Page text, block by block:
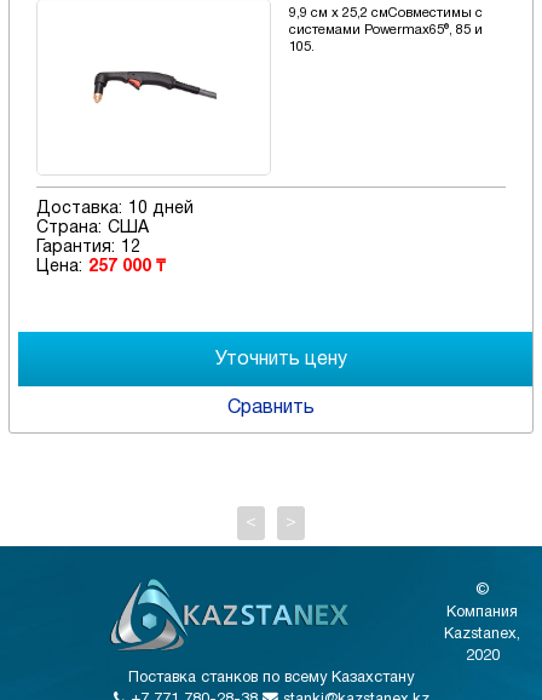
9,9 см x 25,2 смСовместимы с
системами Powermax65®, 85 и
105.
Доставка:
10 дней
Страна: США
Гарантия:
12
Цена: 257 000 ₸
Сравнить
< >
©
Компания
Kazstanex,
2020
Поставка станков по всему Казахстану